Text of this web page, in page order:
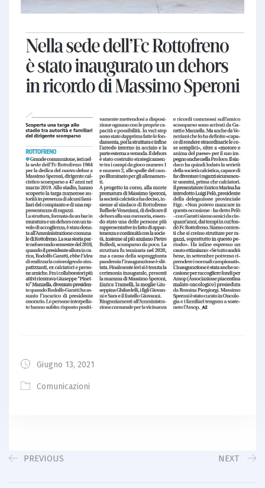
Giugno 13, 2021
Comunicazioni
PREVIOUS NEXT